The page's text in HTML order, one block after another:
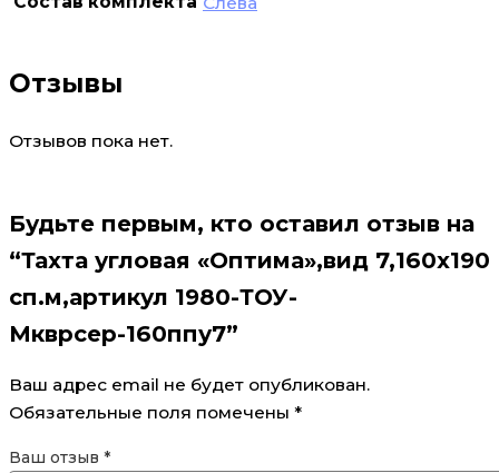
Отзывы
Отзывов пока нет.
Будьте первым, кто оставил отзыв на
“Тахта угловая «Оптима»,вид 7,160х190
сп.м,артикул 1980-ТОУ-
Мкврсер-160ппу7”
Ваш адрес email не будет опубликован.
Обязательные поля помечены *
Ваш отзыв *